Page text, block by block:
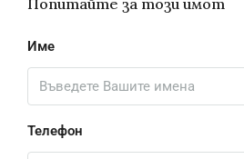
Попитайте за този имот
Име
Телефон